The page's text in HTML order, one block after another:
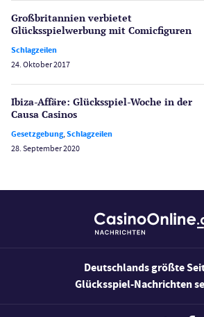
Spielerschutz
Sport
Wetten
Wirtschaft
Casino Testberichte
Bonus Ohne Einzahlung
Slot Freispiele
Großbritannien verbietet
Glücksspielwerbung mit Comicfiguren
Schlagzeilen
24. Oktober 2017
Ibiza-Affäre: Glücksspiel-Woche in der
Causa Casinos
Gesetzgebung,Schlagzeilen
28. September 2020
Deutschlands größte
Glücksspiel-Nachrichten